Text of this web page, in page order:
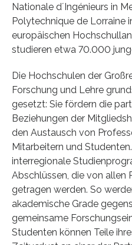
Nationale d´Ingénieurs in
Polytechnique de Lorraine
europäischen
studieren etwa 70.000
Die Hochschulen der
Forschung und Lehre
gesetzt: Sie fördern die
Beziehungen der
den Austausch von
Mitarbeitern und
interregionale
Abschlüssen, die von allen
getragen werden. So
akademische Grade
gemeinsame
Studenten können Teile